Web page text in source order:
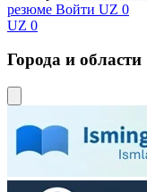
резюме Войти UZ 0
UZ 0
Города и области